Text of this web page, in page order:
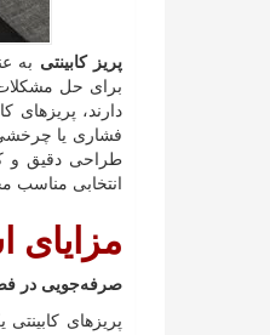
پریز کابینتی به
برای حل مشکلات
دارند،
فشاری یا چرخشی
طراحی دقیق و
انتخابی
مزایای
صرفه‌جویی در
پریزهای